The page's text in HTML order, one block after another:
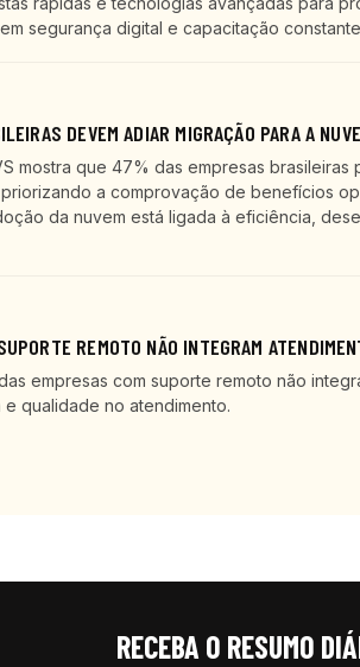
segurança digital e capacitação
DEVEM ADIAR MIGRAÇÃO PARA A
mostra que 47% das empresas brasileiras
a comprovação de benefícios
da nuvem está ligada à eficiência,
REMOTO NÃO INTEGRAM
empresas com suporte remoto não
qualidade no atendimento.
RECEBA O RESUMO